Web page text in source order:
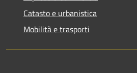
Catasto e urbanistica
Mobilità e trasporti